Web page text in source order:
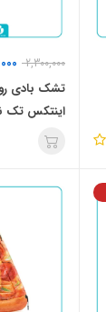
2,300,000
تشک بادی
اینتکس تک نفره